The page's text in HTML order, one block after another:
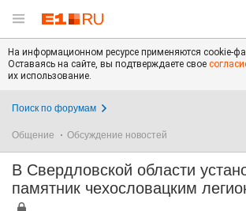
На информационном ресурсе применяются cookie-
Оставаясь на сайте, вы подтверждаете свое
их использование.
Поиск по форумам
Общение Обсуждение новостей
В Свердловской области
памятник чехословацким